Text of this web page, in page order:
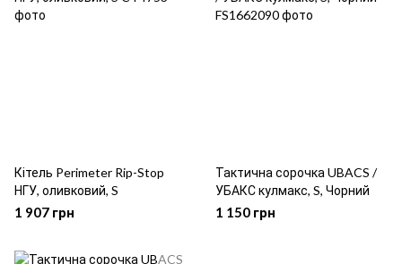
Кітель Perimeter Rip-Stop
НГУ, оливковий, S
1 907 грн
Тактична сорочка UBACS /
УБАКС кулмакс, S, Чорний
1 150 грн